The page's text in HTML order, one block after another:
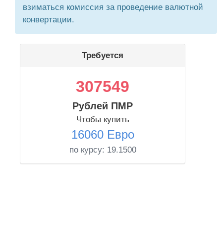
взиматься комиссия за проведение валютной
конвертации.
Требуется
307549
Рублей ПМР
Чтобы купить
16060 Евро
по курсу: 19.1500